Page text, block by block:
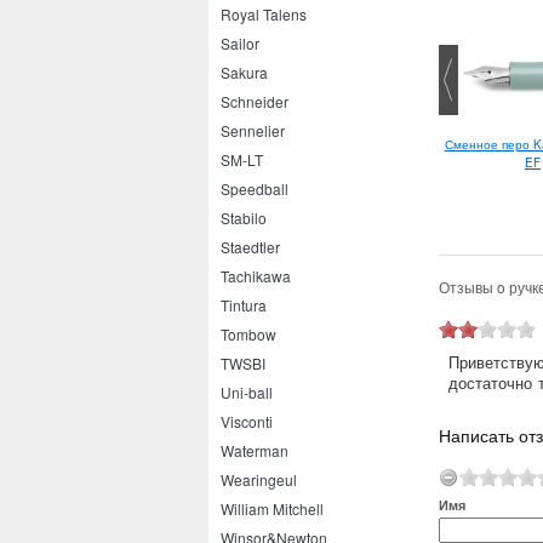
Royal Talens
Sailor
Sakura
Schneider
Sennelier
SM-LT
Speedball
Stabilo
Staedtler
Tachikawa
Tintura
Tombow
TWSBI
Uni-ball
Visconti
Waterman
Wearingeul
William Mitchell
Winsor&Newton
Сменное перо
EF
Отзывы o
достаточно
Написать
Имя